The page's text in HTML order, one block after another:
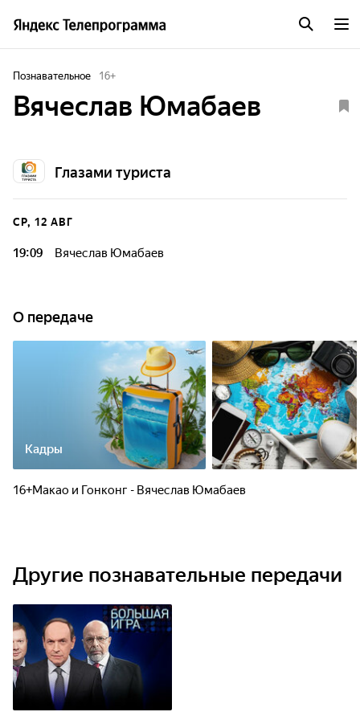
Познавательное 16+
Вячеслав Юмабаев
Глазами туриста
СР, 12 АВГ
19:09 Вячеслав Юмабаев
О передаче
Кадры
16+Макао и Гонконг - Вячеслав Юмабаев
Другие познавательные передачи